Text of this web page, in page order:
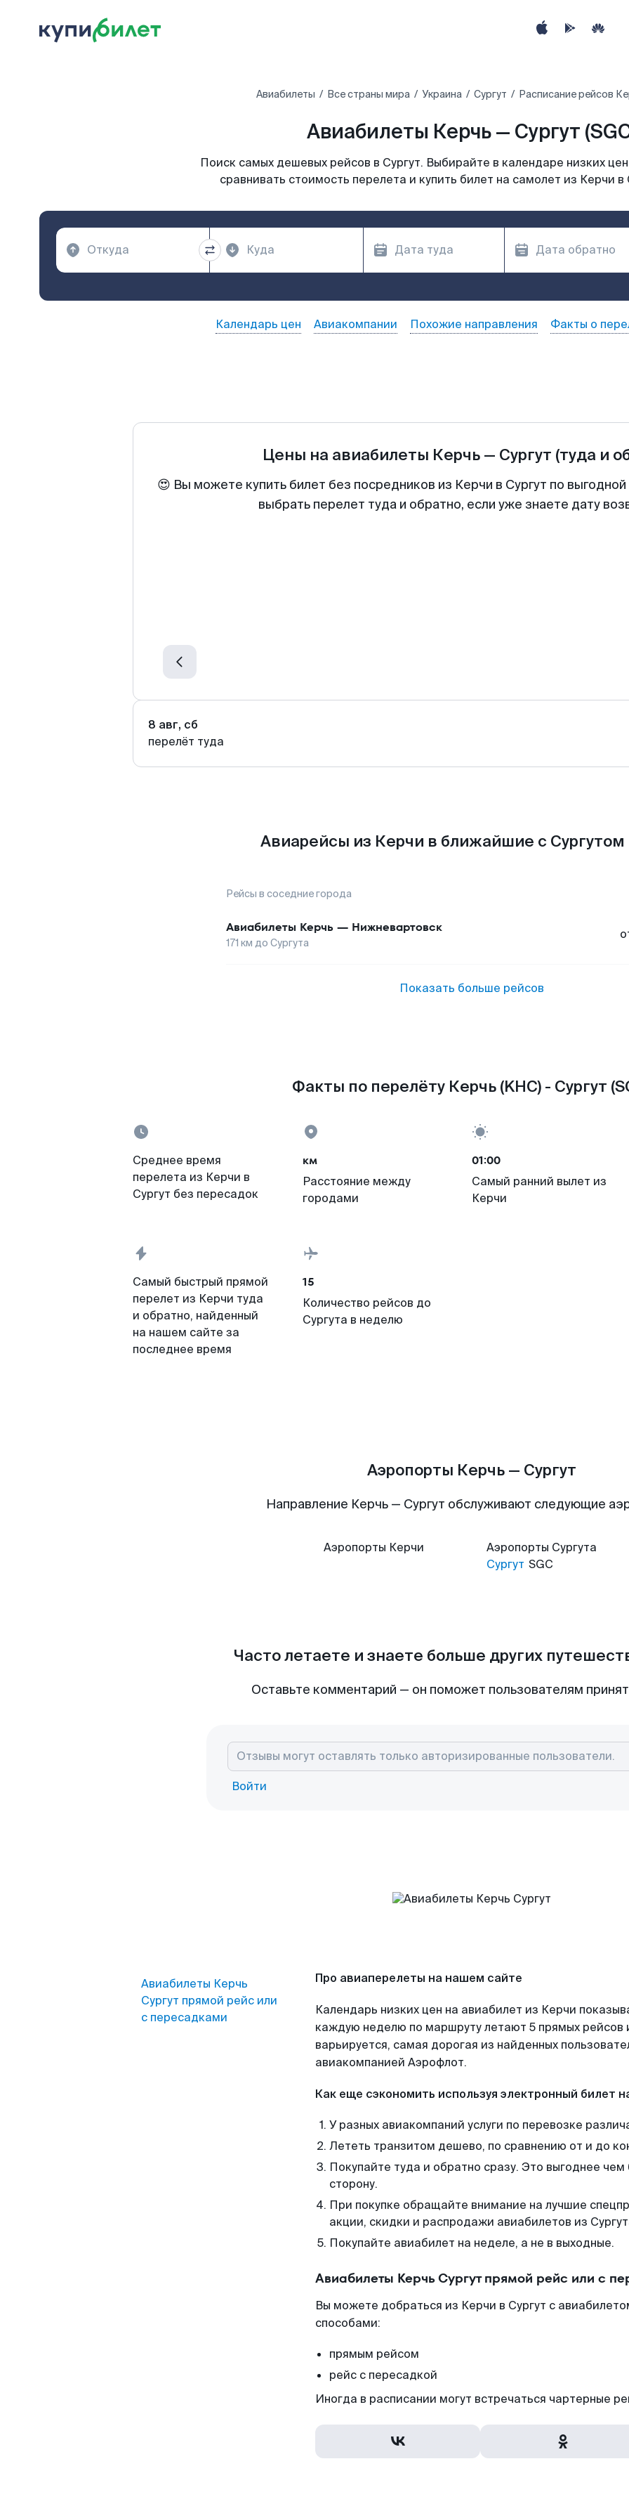
Авиабилеты Все страны мира Украина Сургут Расписание рейсов
Авиабилеты Керчь — Сургут
Поиск самых дешевых рейсов в Сургут. Выбирайте в календаре низких
сравнивать стоимость перелета и купить билет на самолет из Керчи в
Календарь цен Авиакомпании Похожие направления Факты о
Цены на авиабилеты Керчь — Сургут (туда и
😍 Вы можете купить билет без посредников из Керчи в Сургут по
выбрать перелет туда и обратно, если уже знаете дату
8 авг, сб
перелёт туда
Авиарейсы из Керчи в ближайшие с Сургутом
Рейсы в соседние города
Авиабилеты Керчь — Нижневартовск
171 км до Сургута
Показать больше рейсов
Факты по перелёту Керчь (KHC) - Сургут
Среднее время
перелета из Керчи в
Сургут без пересадок
км
Расстояние между
городами
01:00
Самый ранний вылет из
Керчи
Самый быстрый прямой
перелет из Керчи туда
и обратно, найденный
на нашем сайте за
последнее время
15
Количество рейсов до
Сургута в неделю
Аэропорты Керчь — Сургут
Направление Керчь — Сургут обслуживают следующие
Аэропорты Керчи Аэропорты Сургута
Сургут SGC
Часто летаете и знаете больше других
Оставьте комментарий — он поможет пользователям
Войти
Авиабилеты Керчь
Сургут прямой рейс или
с пересадками
Про авиаперелеты на нашем сайте
Календарь низких цен на авиабилет из Керчи
каждую неделю по маршруту летают 5 прямых рейсов
варьируется, самая дорогая из найденных
авиакомпанией Аэрофлот.
Как еще сэкономить используя электронный билет
У разных авиакомпаний услуги по перевозке
Лететь транзитом дешево, по сравнению от и до
Покупайте туда и обратно сразу. Это выгоднее чем
сторону.
При покупке обращайте внимание на лучшие
акции, скидки и распродажи авиабилетов из
Покупайте авиабилет на неделе, а не в выходные.
Авиабилеты Керчь Сургут прямой рейс или с
Вы можете добраться из Керчи в Сургут с
способами:
прямым рейсом
рейс с пересадкой
Иногда в расписании могут встречаться чартерные